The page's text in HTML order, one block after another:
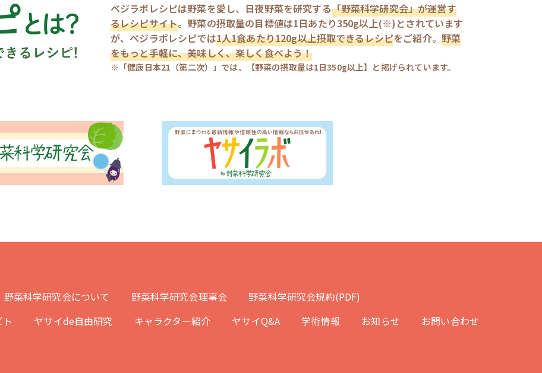
ベジラボレシピは野菜を愛し、日夜野菜を研究する「野菜科学研究会」が運営す
るレシピサイト。野菜の摂取量の目標値は1日あたり350g以上(※)とされています
が、ベジラボレシピでは1人1食あたり120g以上摂取できるレシピをご紹介。 野菜
をもっと手軽に、美味しく、楽しく食べよう！
※「健康日本21（第二次）」では、【野菜の摂取量は1日350g以上】と掲げられています。
野菜科学研究会について 野菜科学研究会理事会
野菜科学研究会規約(PDF)
ヤサイde自由研究 キャラクター紹介 ヤサイQ&A 学術情報 お知らせ お問い合わせ